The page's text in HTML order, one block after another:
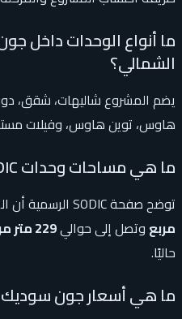
ما أنواع الوحدات داخل
الشمالي؟
يضم المشروع شاليهات، شقق،
هاوس، توين هاوس، وفيلات
ما هي مساحات وحدات June SODIC؟
توضح صفحة SODIC الرسمية أن المساحات تبدأ من حوالي
مربع وتصل إلى حوالي229 متر مربع
حاليًا.
ما هي أسعار جون سوديك